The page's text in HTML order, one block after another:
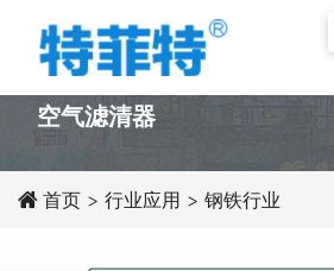
PRODUCT
空气滤清器
首页 > 行业应用 > 钢铁行业